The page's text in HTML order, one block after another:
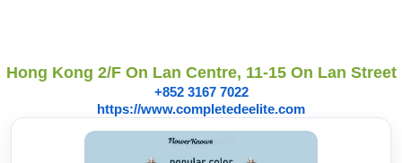
Hong Kong 2/F On Lan Centre, 11-15 On Lan Street
+852 3167 7022
https://www.completedeelite.com